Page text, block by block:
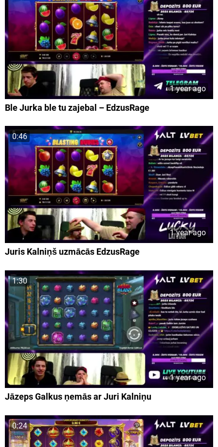
1 year ago
Ble Jurka ble tu zajebal – EdzusRage
0:46
1 year ago
Juris Kalniņš uzmācās EdzusRage
1:30
1 year ago
Jāzeps Galkus ņemās ar Juri Kalniņu
0:24